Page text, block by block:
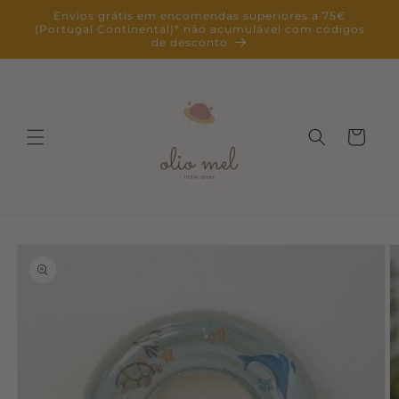
para o
conteúdo
Envios grátis em encomendas superiores a 75€
(Portugal Continental)* não acumulável com códigos
de desconto
Carrinho
informação